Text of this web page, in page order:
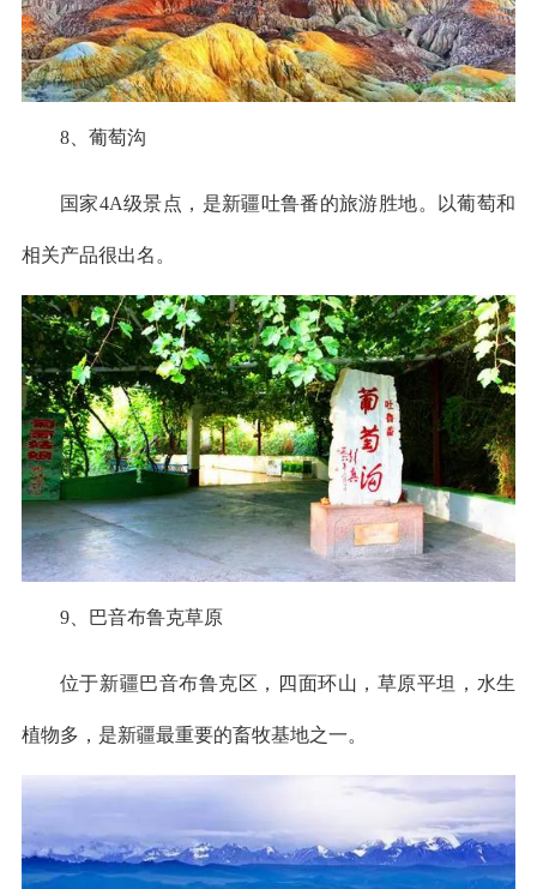
8、葡萄沟
国家4A级景点，是新疆吐鲁番的旅游胜地。以葡萄和
相关产品很出名。
9、巴音布鲁克草原
位于新疆巴音布鲁克区，四面环山，草原平坦，水生
植物多，是新疆最重要的畜牧基地之一。